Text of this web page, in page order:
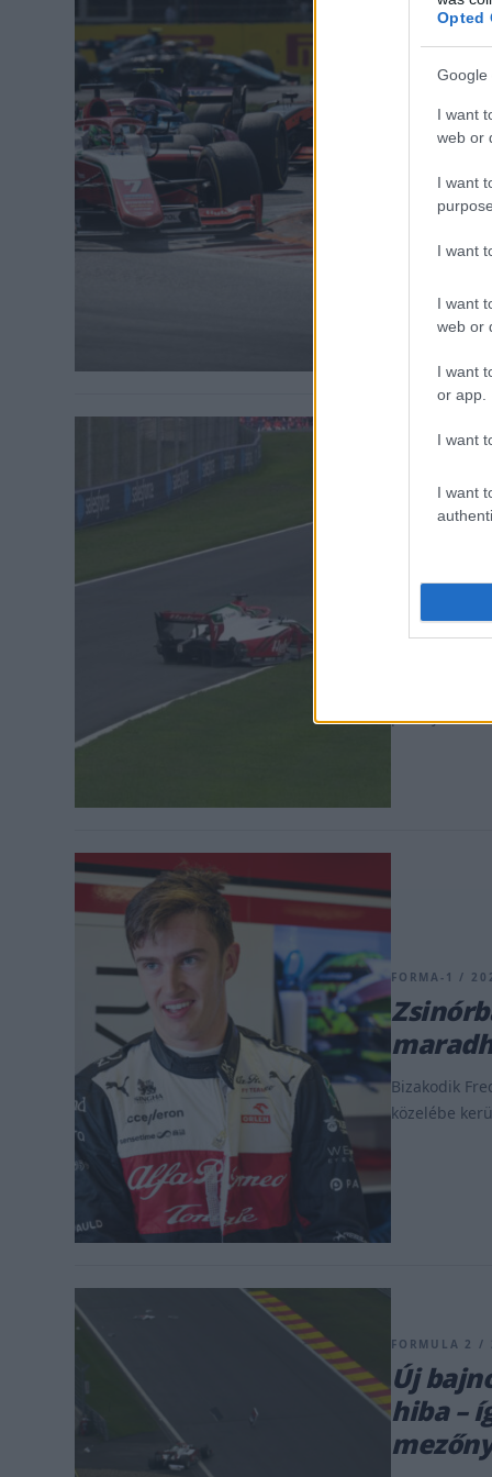
Opted
Google
I want
web or
I want
I want
I want
web or
I want
or app.
I want
I want
ez
mezőnyben
bajnoki
véget ért a
FORMULA 2
A tegnapi
Formula 2
rögzítették.
pilótája már
FORMA-1 /
Bizakodik
közelébe
FORMULA 2 /
Új
hiba –